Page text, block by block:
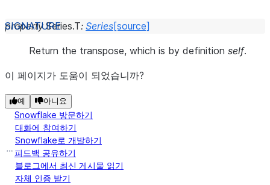
property Series.T: Series[source]
Return the transpose, which is by definition self.
이 페이지가 도움이 되었습니까?
예 아니요
Snowflake 방문하기
대화에 참여하기
Snowflake로 개발하기
피드백 공유하기
블로그에서 최신 게시물 읽기
자체 인증 받기